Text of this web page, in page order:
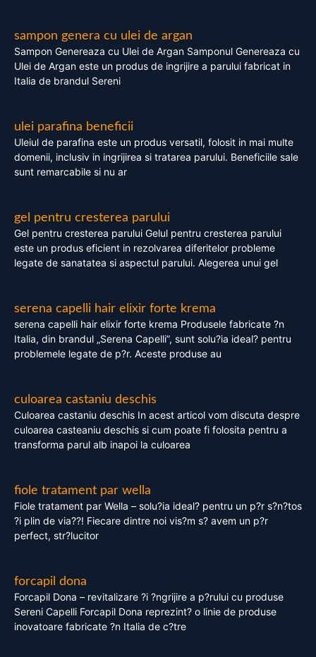
sampon genera cu ulei de argan
Sampon Genereaza cu Ulei de Argan Samponul Genereaza cu
Ulei de Argan este un produs de ingrijire a parului fabricat in
Italia de brandul Sereni
ulei parafina beneficii
Uleiul de parafina este un produs versatil, folosit in mai multe
domenii, inclusiv in ingrijirea si tratarea parului. Beneficiile sale
sunt remarcabile si nu ar
gel pentru cresterea parului
Gel pentru cresterea parului Gelul pentru cresterea parului
este un produs eficient in rezolvarea diferitelor probleme
legate de sanatatea si aspectul parului. Alegerea unui gel
serena capelli hair elixir forte krema
serena capelli hair elixir forte krema Produsele fabricate ?n
Italia, din brandul „Serena Capelli”, sunt solu?ia ideal? pentru
problemele legate de p?r. Aceste produse au
culoarea castaniu deschis
Culoarea castaniu deschis In acest articol vom discuta despre
culoarea casteaniu deschis si cum poate fi folosita pentru a
transforma parul alb inapoi la culoarea
fiole tratament par wella
Fiole tratament par Wella – solu?ia ideal? pentru un p?r s?n?tos
?i plin de via??! Fiecare dintre noi vis?m s? avem un p?r
perfect, str?lucitor
forcapil dona
Forcapil Dona – revitalizare ?i ?ngrijire a p?rului cu produse
Sereni Capelli Forcapil Dona reprezint? o linie de produse
inovatoare fabricate ?n Italia de c?tre